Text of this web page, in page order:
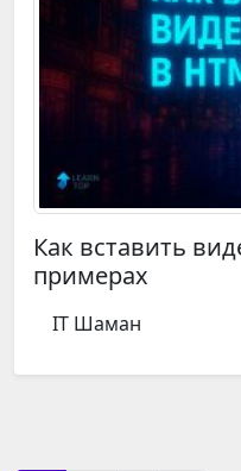
Как вставить
примерах
IT Шаман